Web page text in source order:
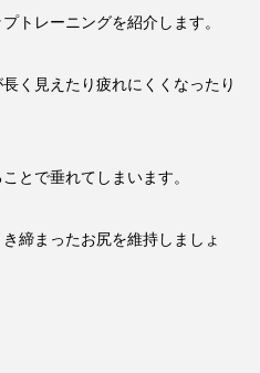
トレーニングを紹介します。
く見えたり疲れにくくなったり
とで垂れてしまいます。
締まったお尻を維持しましょ